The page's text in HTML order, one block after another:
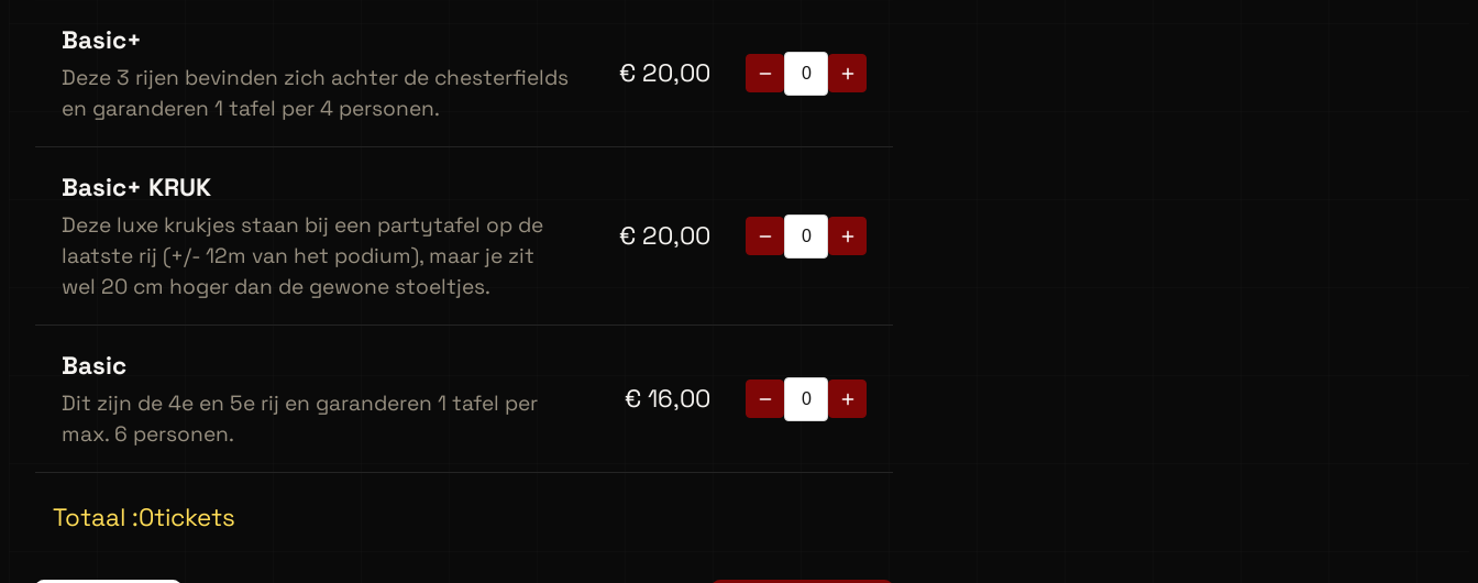
Basic+
Deze 3 rijen bevinden zich achter de chesterfields
en garanderen 1 tafel per 4 personen.
€ 20,00
Basic+ KRUK
Deze luxe krukjes staan bij een partytafel op de
laatste rij (+/- 12m van het podium), maar je zit
wel 20 cm hoger dan de gewone stoeltjes.
€ 20,00
Basic
Dit zijn de 4e en 5e rij en garanderen 1 tafel per
max. 6 personen.
€ 16,00
Totaal :0tickets